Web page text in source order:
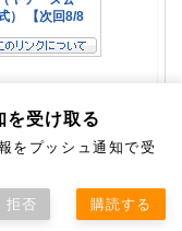
たフラ
ます
いところまで
を受け取る
をプッシュ通知で受
拒否 購読する